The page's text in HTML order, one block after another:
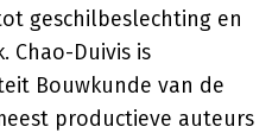
geschilbeslechting en
Chao-Duivis is
Bouwkunde van de
productieve auteurs